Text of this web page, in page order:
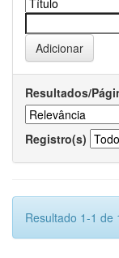
Resultados/
Registro(s)
Resultado 1-1 de